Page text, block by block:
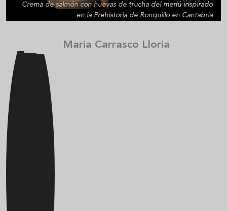
Crema de salmón con huevas de trucha del menú inspirado
en la Prehistoria de Ronquillo en Cantabria
Maria Carrasco Lloria